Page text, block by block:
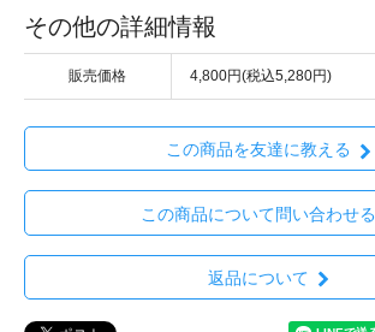
その他の詳細情報
販売価格 4,800円(税込5,280円)
この商品を友達に教える
この商品について問い合わせる
返品について